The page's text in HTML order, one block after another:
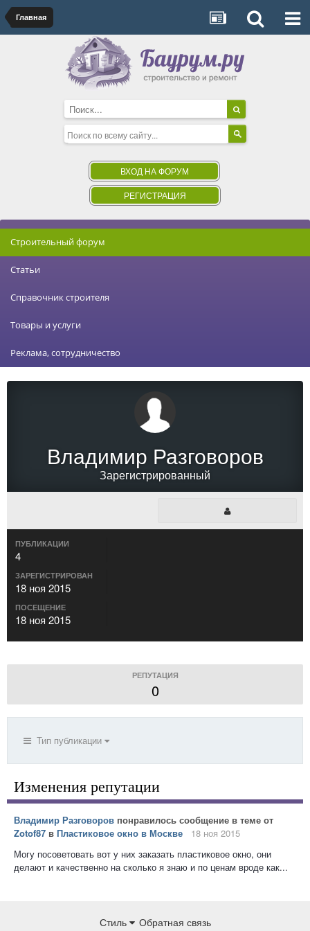
Главная
ВХОД НА ФОРУМ
РЕГИСТРАЦИЯ
Строительный форум
Статьи
Справочник строителя
Товары и услуги
Реклама, сотрудничество
Владимир Разговоров
Зарегистрированный
ПУБЛИКАЦИИ
4
ЗАРЕГИСТРИРОВАН
18 ноя 2015
ПОСЕЩЕНИЕ
18 ноя 2015
РЕПУТАЦИЯ
0
Тип публикации
Изменения репутации
Владимир Разговоров понравилось сообщение в теме от
Zotof87 в Пластиковое окно в Москве
18 ноя 2015
Могу посоветовать вот у них заказать пластиковое окно, они
делают и качественно на сколько я знаю и по ценам вроде как...
Стиль Обратная связь